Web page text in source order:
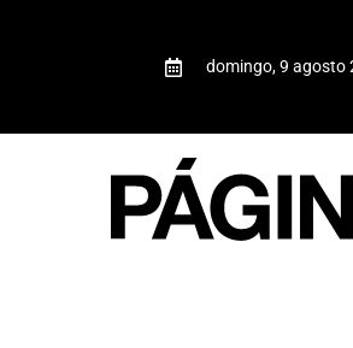
domingo, 9 agosto